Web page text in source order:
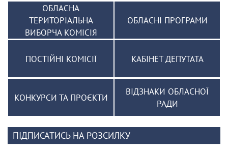
ОБЛАСНА
ТЕРИТОРІАЛЬНА
ВИБОРЧА КОМІСІЯ
ОБЛАСНІ ПРОГРАМИ
ПОСТІЙНІ КОМІСІЇ КАБІНЕТ ДЕПУТАТА
КОНКУРСИ ТА ПРОЄКТИ
ВІДЗНАКИ ОБЛАСНОЇ
РАДИ
ПІДПИСАТИСЬ НА РОЗСИЛКУ